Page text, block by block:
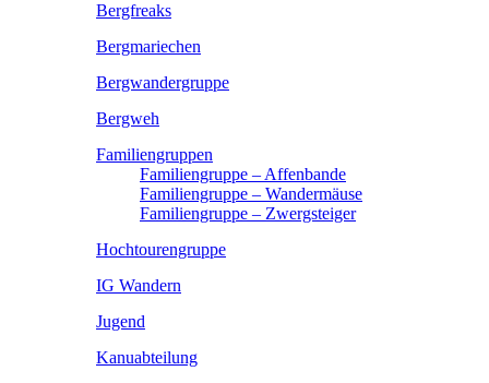
Bergfreaks
Bergmariechen
Bergwandergruppe
Bergweh
Familiengruppen
Familiengruppe – Affenbande
Familiengruppe – Wandermäuse
Familiengruppe – Zwergsteiger
Hochtourengruppe
IG Wandern
Jugend
Kanuabteilung